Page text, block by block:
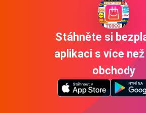
Stáhněte si
aplikaci s více
obchody